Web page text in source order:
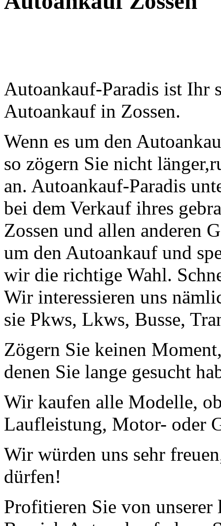
Autoankauf-Paradis ist Ihr
Autoankauf in Zossen.
Wenn es um den
so zögern Sie nicht
an. Autoankauf-Paradis
bei dem Verkauf ihres
Zossen und allen anderen
um den Autoankauf und
wir die richtige Wahl.
Wir interessieren uns
sie Pkws, Lkws, Busse,
Zögern Sie keinen
denen Sie lange gesucht
Wir kaufen alle Modelle,
Laufleistung, Motor- oder
Wir würden uns sehr
dürfen!
Profitieren Sie von